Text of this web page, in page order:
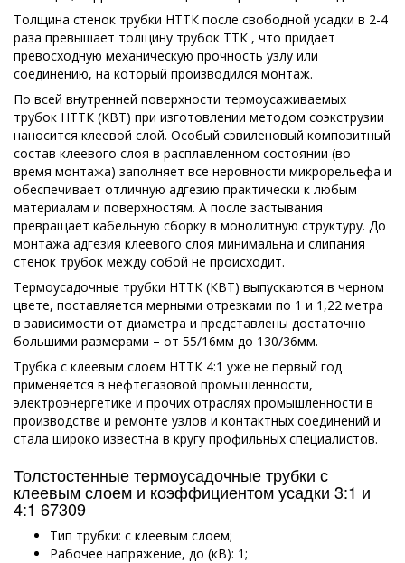
Толщина стенок трубки НТТК после свободной усадки в 2-4
раза превышает толщину трубок ТТК , что придает
превосходную механическую прочность узлу или
соединению, на который производился монтаж.
По всей внутренней поверхности термоусаживаемых
трубок НТТК (КВТ) при изготовлении методом соэкструзии
наносится клеевой слой. Особый сэвиленовый композитный
состав клеевого слоя в расплавленном состоянии (во
время монтажа) заполняет все неровности микрорельефа и
обеспечивает отличную адгезию практически к любым
материалам и поверхностям. А после застывания
превращает кабельную сборку в монолитную структуру. До
монтажа адгезия клеевого слоя минимальна и слипания
стенок трубок между собой не происходит.
Термоусадочные трубки НТТК (КВТ) выпускаются в черном
цвете, поставляется мерными отрезками по 1 и 1,22 метра
в зависимости от диаметра и представлены достаточно
большими размерами – от 55/16мм до 130/36мм.
Трубка с клеевым слоем НТТК 4:1 уже не первый год
применяется в нефтегазовой промышленности,
электроэнергетике и прочих отраслях промышленности в
производстве и ремонте узлов и контактных соединений и
стала широко известна в кругу профильных специалистов.
Толстостенные термоусадочные трубки с
клеевым слоем и коэффициентом усадки 3:1 и
4:1 67309
Тип трубки: с клеевым слоем;
Рабочее напряжение, до (кВ): 1;